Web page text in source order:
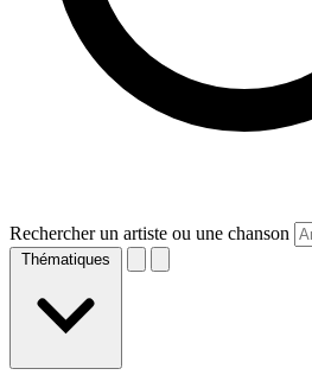
Rechercher un artiste ou une chanson
Thématiques